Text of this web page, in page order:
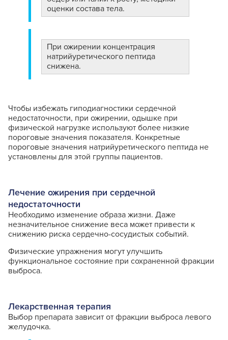
оценки состава тела.
При ожирении концентрация
натрийуретического пептида
снижена.
Чтобы избежать гиподиагностики сердечной
недостаточности, при ожирении, одышке при
физической нагрузке используют более низкие
пороговые значения показателя. Конкретные
пороговые значения натрийуретического пептида не
установлены для этой группы пациентов.
Лечение ожирения при сердечной
недостаточности
Необходимо изменение образа жизни. Даже
незначительное снижение веса может привести к
снижению риска сердечно-сосудистых событий.
Физические упражнения могут улучшить
функциональное состояние при сохраненной фракции
выброса.
Лекарственная терапия
Выбор препарата зависит от фракции выброса левого
желудочка.